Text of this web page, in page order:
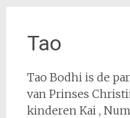
Tao
Tao Bodhi is de
van Prinses
kinderen Kai ,